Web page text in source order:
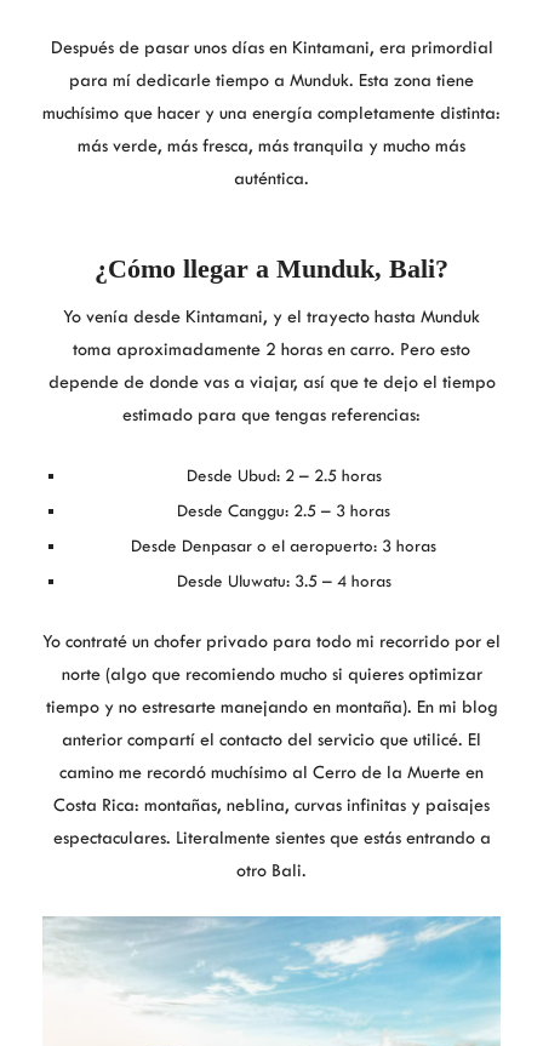
Después de pasar unos días en Kintamani, era primordial
para mí dedicarle tiempo a Munduk. Esta zona tiene
muchísimo que hacer y una energía completamente distinta:
más verde, más fresca, más tranquila y mucho más
auténtica.
¿Cómo llegar a Munduk, Bali?
Yo venía desde Kintamani, y el trayecto hasta Munduk
toma aproximadamente 2 horas en carro. Pero esto
depende de donde vas a viajar, así que te dejo el tiempo
estimado para que tengas referencias:
Desde Ubud: 2 – 2.5 horas
Desde Canggu: 2.5 – 3 horas
Desde Denpasar o el aeropuerto: 3 horas
Desde Uluwatu: 3.5 – 4 horas
Yo contraté un chofer privado para todo mi recorrido por el
norte (algo que recomiendo mucho si quieres optimizar
tiempo y no estresarte manejando en montaña). En mi blog
anterior compartí el contacto del servicio que utilicé. El
camino me recordó muchísimo al Cerro de la Muerte en
Costa Rica: montañas, neblina, curvas infinitas y paisajes
espectaculares. Literalmente sientes que estás entrando a
otro Bali.